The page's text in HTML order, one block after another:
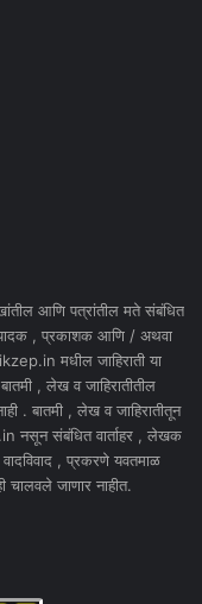
आणि पत्रांतील मते संबंधित
, प्रकाशक आणि / अथवा
मधील जाहिराती या
, लेख व जाहिरातीतील
. बातमी , लेख व जाहिरातीतून
नसून संबंधित वार्ताहर , लेखक
, प्रकरणे यवतमाळ
चालवले जाणार नाहीत.